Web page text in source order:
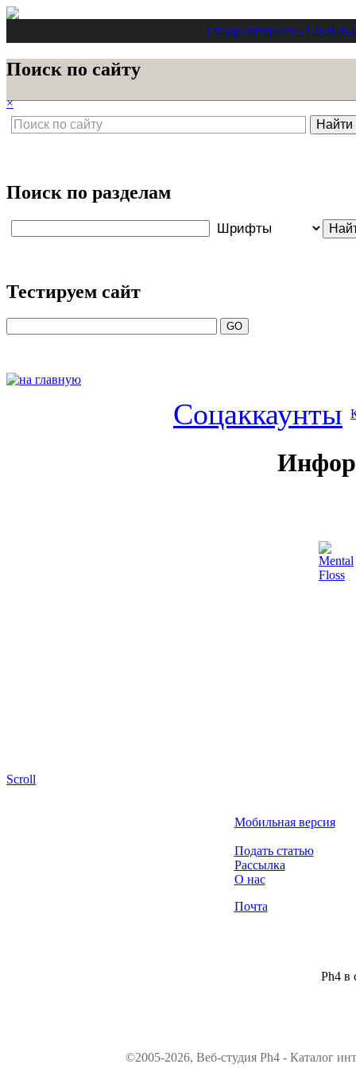
Обзор интернета- LiteВеб-
Поиск по сайту
×
Поиск по разделам
Тестируем сайт
Соцаккаунты
Scroll
Мобильная версия
Подать статью
Рассылка
О нас
Почта
Ph4 в
©2005-2026, Веб-студия Ph4 - Каталог